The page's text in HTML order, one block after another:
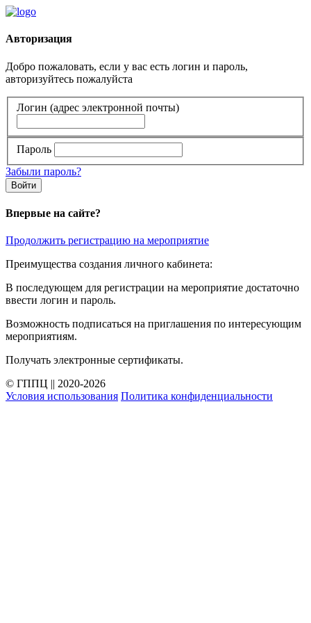
Авторизация
Добро пожаловать, если у вас есть логин и пароль,
авторизуйтесь пожалуйста
Логин (адрес электронной почты)
Пароль
Забыли пароль?
Войти
Впервые на сайте?
Продолжить регистрацию на мероприятие
Преимущества создания личного кабинета:
В последующем для регистрации на мероприятие достаточно
ввести логин и пароль.
Возможность подписаться на приглашения по интересующим
мероприятиям.
Получать электронные сертификаты.
© ГППЦ || 2020-2026
Условия использования Политика конфиденциальности